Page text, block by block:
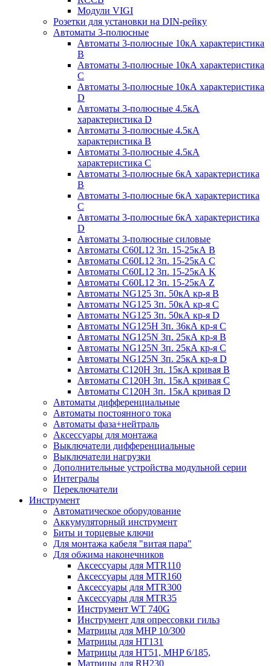
Модули VIGI
Розетки для установки на DIN-рейку
Автоматы 3-полюсные
Автоматы 3-полюсные 10кА характеристика
B
Автоматы 3-полюсные 10кА характеристика
C
Автоматы 3-полюсные 10кА характеристика
D
Автоматы 3-полюсные 4.5кА
характеристика D
Автоматы 3-полюсные 4.5кА
характеристика В
Автоматы 3-полюсные 4.5кА
характеристика С
Автоматы 3-полюсные 6кА характеристика
B
Автоматы 3-полюсные 6кА характеристика
C
Автоматы 3-полюсные 6кА характеристика
D
Автоматы 3-полюсные силовые
Автоматы C60L12 3п. 15-25кА B
Автоматы C60L12 3п. 15-25кА C
Автоматы C60L12 3п. 15-25кА K
Автоматы C60L12 3п. 15-25кА Z
Автоматы NG125 3п. 50кА кр-я B
Автоматы NG125 3п. 50кА кр-я C
Автоматы NG125 3п. 50кА кр-я D
Автоматы NG125H 3п. 36кА кр-я C
Автоматы NG125N 3п. 25кА кр-я B
Автоматы NG125N 3п. 25кА кр-я C
Автоматы NG125N 3п. 25кА кр-я D
Автоматы С120Н 3п. 15кА кривая B
Автоматы С120Н 3п. 15кА кривая C
Автоматы С120Н 3п. 15кА кривая D
Автоматы дифференциальные
Автоматы постоянного тока
Автоматы фаза+нейтраль
Аксессуары для монтажа
Выключатели дифференциальные
Выключатели нагрузки
Дополнительные устройства модульной серии
Интегралы
Переключатели
Инструмент
Автоматическое оборудование
Аккумуляторный инструмент
Биты и торцевые ключи
Для монтажа кабеля "витая пара"
Для обжима наконечников
Аксессуары для MTR110
Аксессуары для MTR160
Аксессуары для MTR300
Аксессуары для MTR35
Инструмент WT 740G
Инструмент для опрессовки гильз
Матрицы для MHP 10/300
Матрицы для НТ131
Матрицы для НТ51, MHP 6/185,
Матрицы для RH230